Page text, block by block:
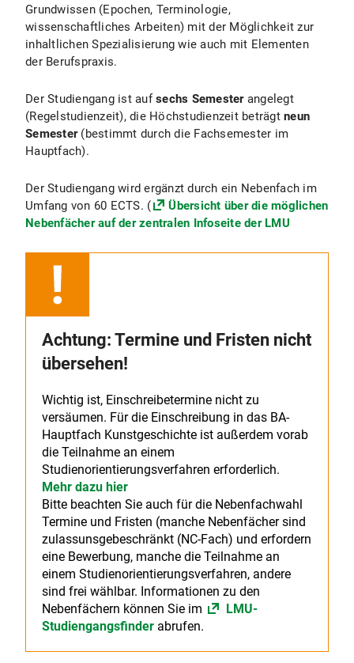
Grundwissen (Epochen, Terminologie,
wissenschaftliches Arbeiten) mit der Möglichkeit zur
inhaltlichen Spezialisierung wie auch mit Elementen
der Berufspraxis.
Der Studiengang ist aufsechs Semester angelegt
(Regelstudienzeit), die Höchstudienzeit beträgt neun
Semester(bestimmt durch die Fachsemester im
Hauptfach).
Der Studiengang wird ergänzt durch ein Nebenfach im
Umfang von 60 ECTS. (
Übersicht über die möglichen
Nebenfächer auf der zentralen Infoseite der LMU
Achtung: Termine und Fristen nicht
übersehen!
Wichtig ist, Einschreibetermine nicht zu
versäumen. Für die Einschreibung in das BA-
Hauptfach Kunstgeschichte ist außerdem vorab
die Teilnahme an einem
Studienorientierungsverfahren erforderlich.
Mehr dazu hier
Bitte beachten Sie auch für die Nebenfachwahl
Termine und Fristen (manche Nebenfächer sind
zulassunsgebeschränkt (NC-Fach) und erfordern
eine Bewerbung, manche die Teilnahme an
einem Studienorientierungsverfahren, andere
sind frei wählbar. Informationen zu den
Nebenfächern können Sie im
LMU-
Studiengangsfinder abrufen.